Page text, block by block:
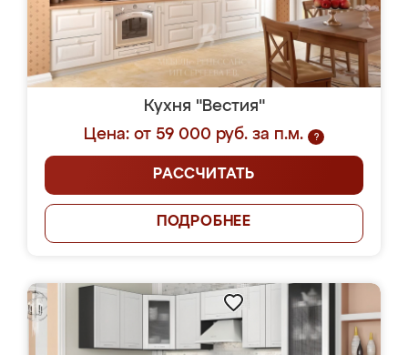
Кухня "Вестия"
Цена: от 59 000 руб. за п.м.
?
РАССЧИТАТЬ
ПОДРОБНЕЕ